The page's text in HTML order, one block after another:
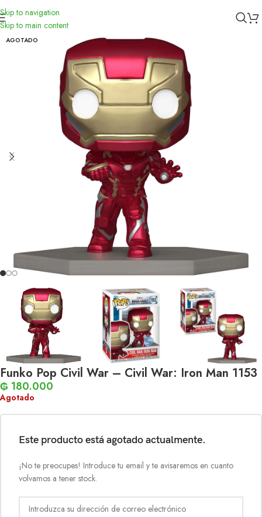
Skip to navigation
Skip to main content
Inicio Funko
AGOTADO
Funko Pop Civil War – Civil War: Iron Man 1153
₲ 180.000
Agotado
Este producto está agotado actualmente.
¡No te preocupes! Introduce tu email y te avisaremos en cuanto
volvamos a tener stock.